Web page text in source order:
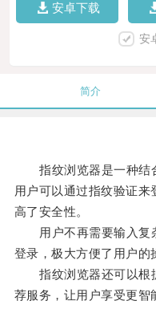
安卓下载
安
简介
指纹浏览器是一种结合
用户可以通过指纹验证
高了安全性。
用户不再需要输入复
登录，极大方便了用户的
指纹浏览器还可以根
荐服务，让用户享受更智